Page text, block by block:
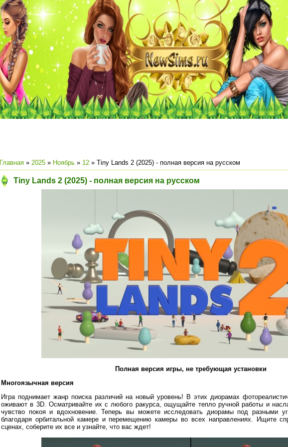
Главная » 2025 » Ноябрь » 12 » Tiny Lands 2 (2025) - полная версия на русском
Tiny Lands 2 (2025) - полная версия на русском
Полная версия игры, не требующая установки
Многоязычная версия
Игра поднимает жанр поиска различий на новый уровень! В этих диорамах
оживают в 3D. Осматривайте их с любого ракурса, ощущайте тепло ручной работы и
чувство покоя и вдохновение. Теперь вы можете исследовать диорамы под разными
благодаря орбитальной камере и перемещению камеры во всех направлениях. Ищите
сценах, соберите их все и узнайте, что вас ждет!